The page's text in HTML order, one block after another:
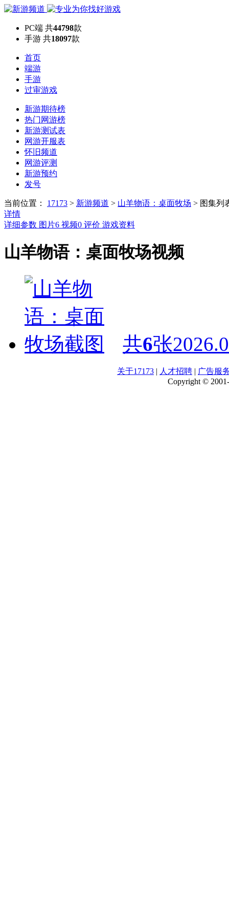
PC端 共44798款
手游 共18097款
首页
端游
手游
过审游戏
新游期待榜
热门网游榜
新游测试表
网游开服表
怀旧频道
网游评测
新游预约
发号
当前位置： 17173 > 新游频道 > 山羊物语：桌面牧场 > 图集列
详情
详细参数 图片6 视频0 评价 游戏资料
山羊物语：桌面牧场视频
共6张
关于17173 | 人才招聘 | 广告服
Copyright ©